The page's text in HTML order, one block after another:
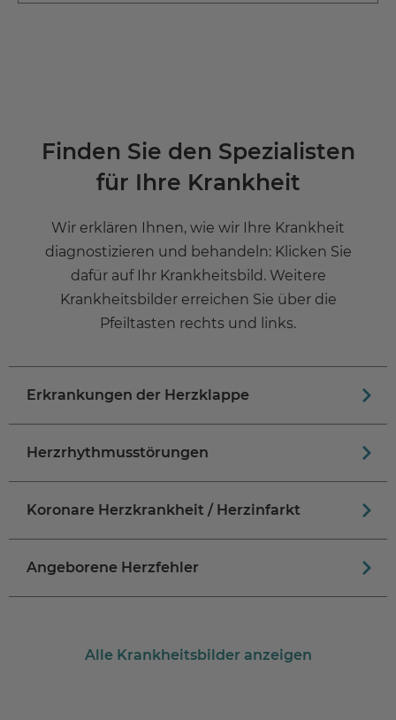
Finden Sie den Spezialisten
für Ihre Krankheit
Wir erklären Ihnen, wie wir Ihre Krankheit
diagnostizieren und behandeln: Klicken Sie
dafür auf Ihr Krankheitsbild. Weitere
Krankheitsbilder erreichen Sie über die
Pfeiltasten rechts und links.
Erkrankungen der Herzklappe
Herzrhythmusstörungen
Koronare Herzkrankheit / Herzinfarkt
Angeborene Herzfehler
Alle Krankheitsbilder anzeigen